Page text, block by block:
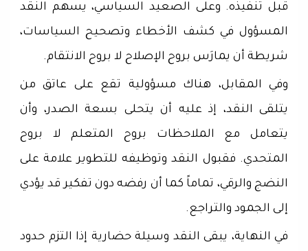
قبل تنفيذه. وعلى الصعيد السياسي، يسهم النقد
المسؤول في كشف الأخطاء وتصحيح السياسات،
شريطة أن يمارَس بروح الإصلاح لا بروح الانتقام.
وفي المقابل، هناك مسؤولية تقع على عاتق من
يتلقى النقد، إذ عليه أن يتحلى بسعة الصدر، وأن
يتعامل مع الملاحظات بروح المتعلم لا بروح
المتحدي. فقبول النقد وتوظيفه للتطوير علامة على
النضج والرقي، تماماً كما أن رفضه دون تفكير قد يؤدي
إلى الجمود والتراجع.
في النهاية، يبقى النقد وسيلة حضارية إذا التزم حدود